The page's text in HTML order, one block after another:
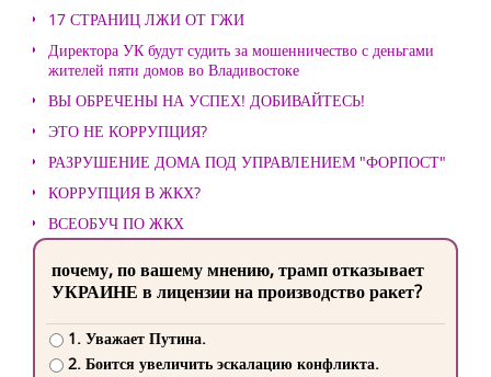
17 СТРАНИЦ ЛЖИ ОТ ГЖИ
Директора УК будут судить за мошенничество с деньгами
жителей пяти домов во Владивостоке
ВЫ ОБРЕЧЕНЫ НА УСПЕХ! ДОБИВАЙТЕСЬ!
ЭТО НЕ КОРРУПЦИЯ?
РАЗРУШЕНИЕ ДОМА ПОД УПРАВЛЕНИЕМ "ФОРПОСТ"
КОРРУПЦИЯ В ЖКХ?
ВСЕОБУЧ ПО ЖКХ
почему, по вашему мнению, трамп отказывает
УКРАИНЕ в лицензии на производство ракет?
1. Уважает Путина.
2. Боится увеличить эскалацию конфликта.